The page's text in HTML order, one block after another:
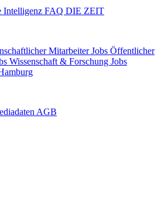
Intelligenz FAQ DIE ZEIT
MitarbeiterJobs Öffentlicher
Wissenschaft & Forschung Jobs
AGB